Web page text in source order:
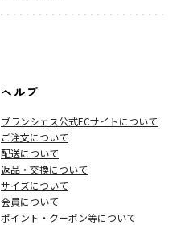
ヘルプ
ブランシェス公式ECサイトについて
ご注文について
配送について
返品・交換について
サイズについて
会員について
ポイント・クーポン等について